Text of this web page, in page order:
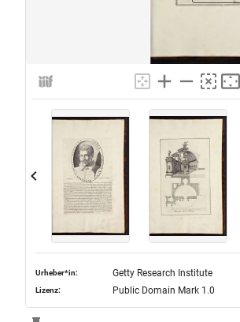
Urheber*in: Getty Research Institute
Lizenz: Public Domain Mark 1.0